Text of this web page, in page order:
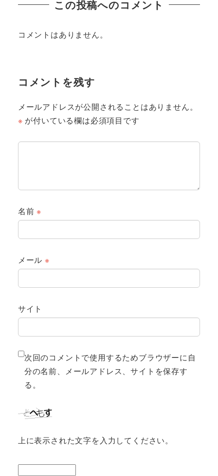
この投稿へのコメント
コメントはありません。
コメントを残す
メールアドレスが公開されることはありません。
※ が付いている欄は必須項目です
名前※
メール ※
サイト
次回のコメントで使用するためブラウザーに自
分の名前、メールアドレス、サイトを保存す
る。
上に表示された文字を入力してください。